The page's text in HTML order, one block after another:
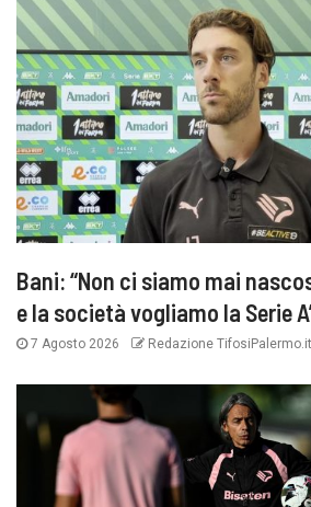
Bani: “Non ci siamo mai
e la società vogliamo la Serie
7 Agosto 2026 Redazione TifosiPalermo.it